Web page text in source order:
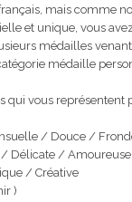
mais comme
et unique, vous
médailles
médaille
qui vous représentent
/ Douce /
Délicate /
/ Créative
)